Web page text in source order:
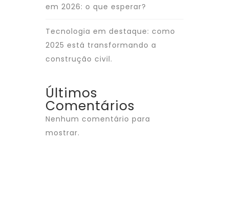
em 2026: o que esperar?
Tecnologia em destaque: como
2025 está transformando a
construção civil.
Últimos
Comentários
Nenhum comentário para
mostrar.